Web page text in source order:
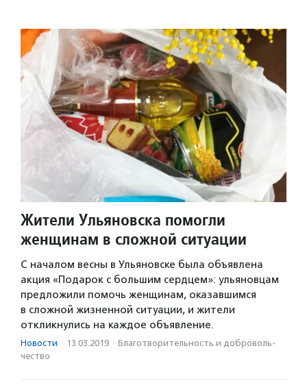
Жители Ульяновска помогли
женщинам в сложной ситуации
С началом весны в Ульяновске была объявлена
акция «Подарок с большим сердцем»: ульяновцам
предложили помочь женщинам, оказавшимся
в сложной жизненной ситуации, и жители
откликнулись на каждое объявление.
Новости · 13.03.2019 · Благотвори­тель­ность и доброволь­
чест­во